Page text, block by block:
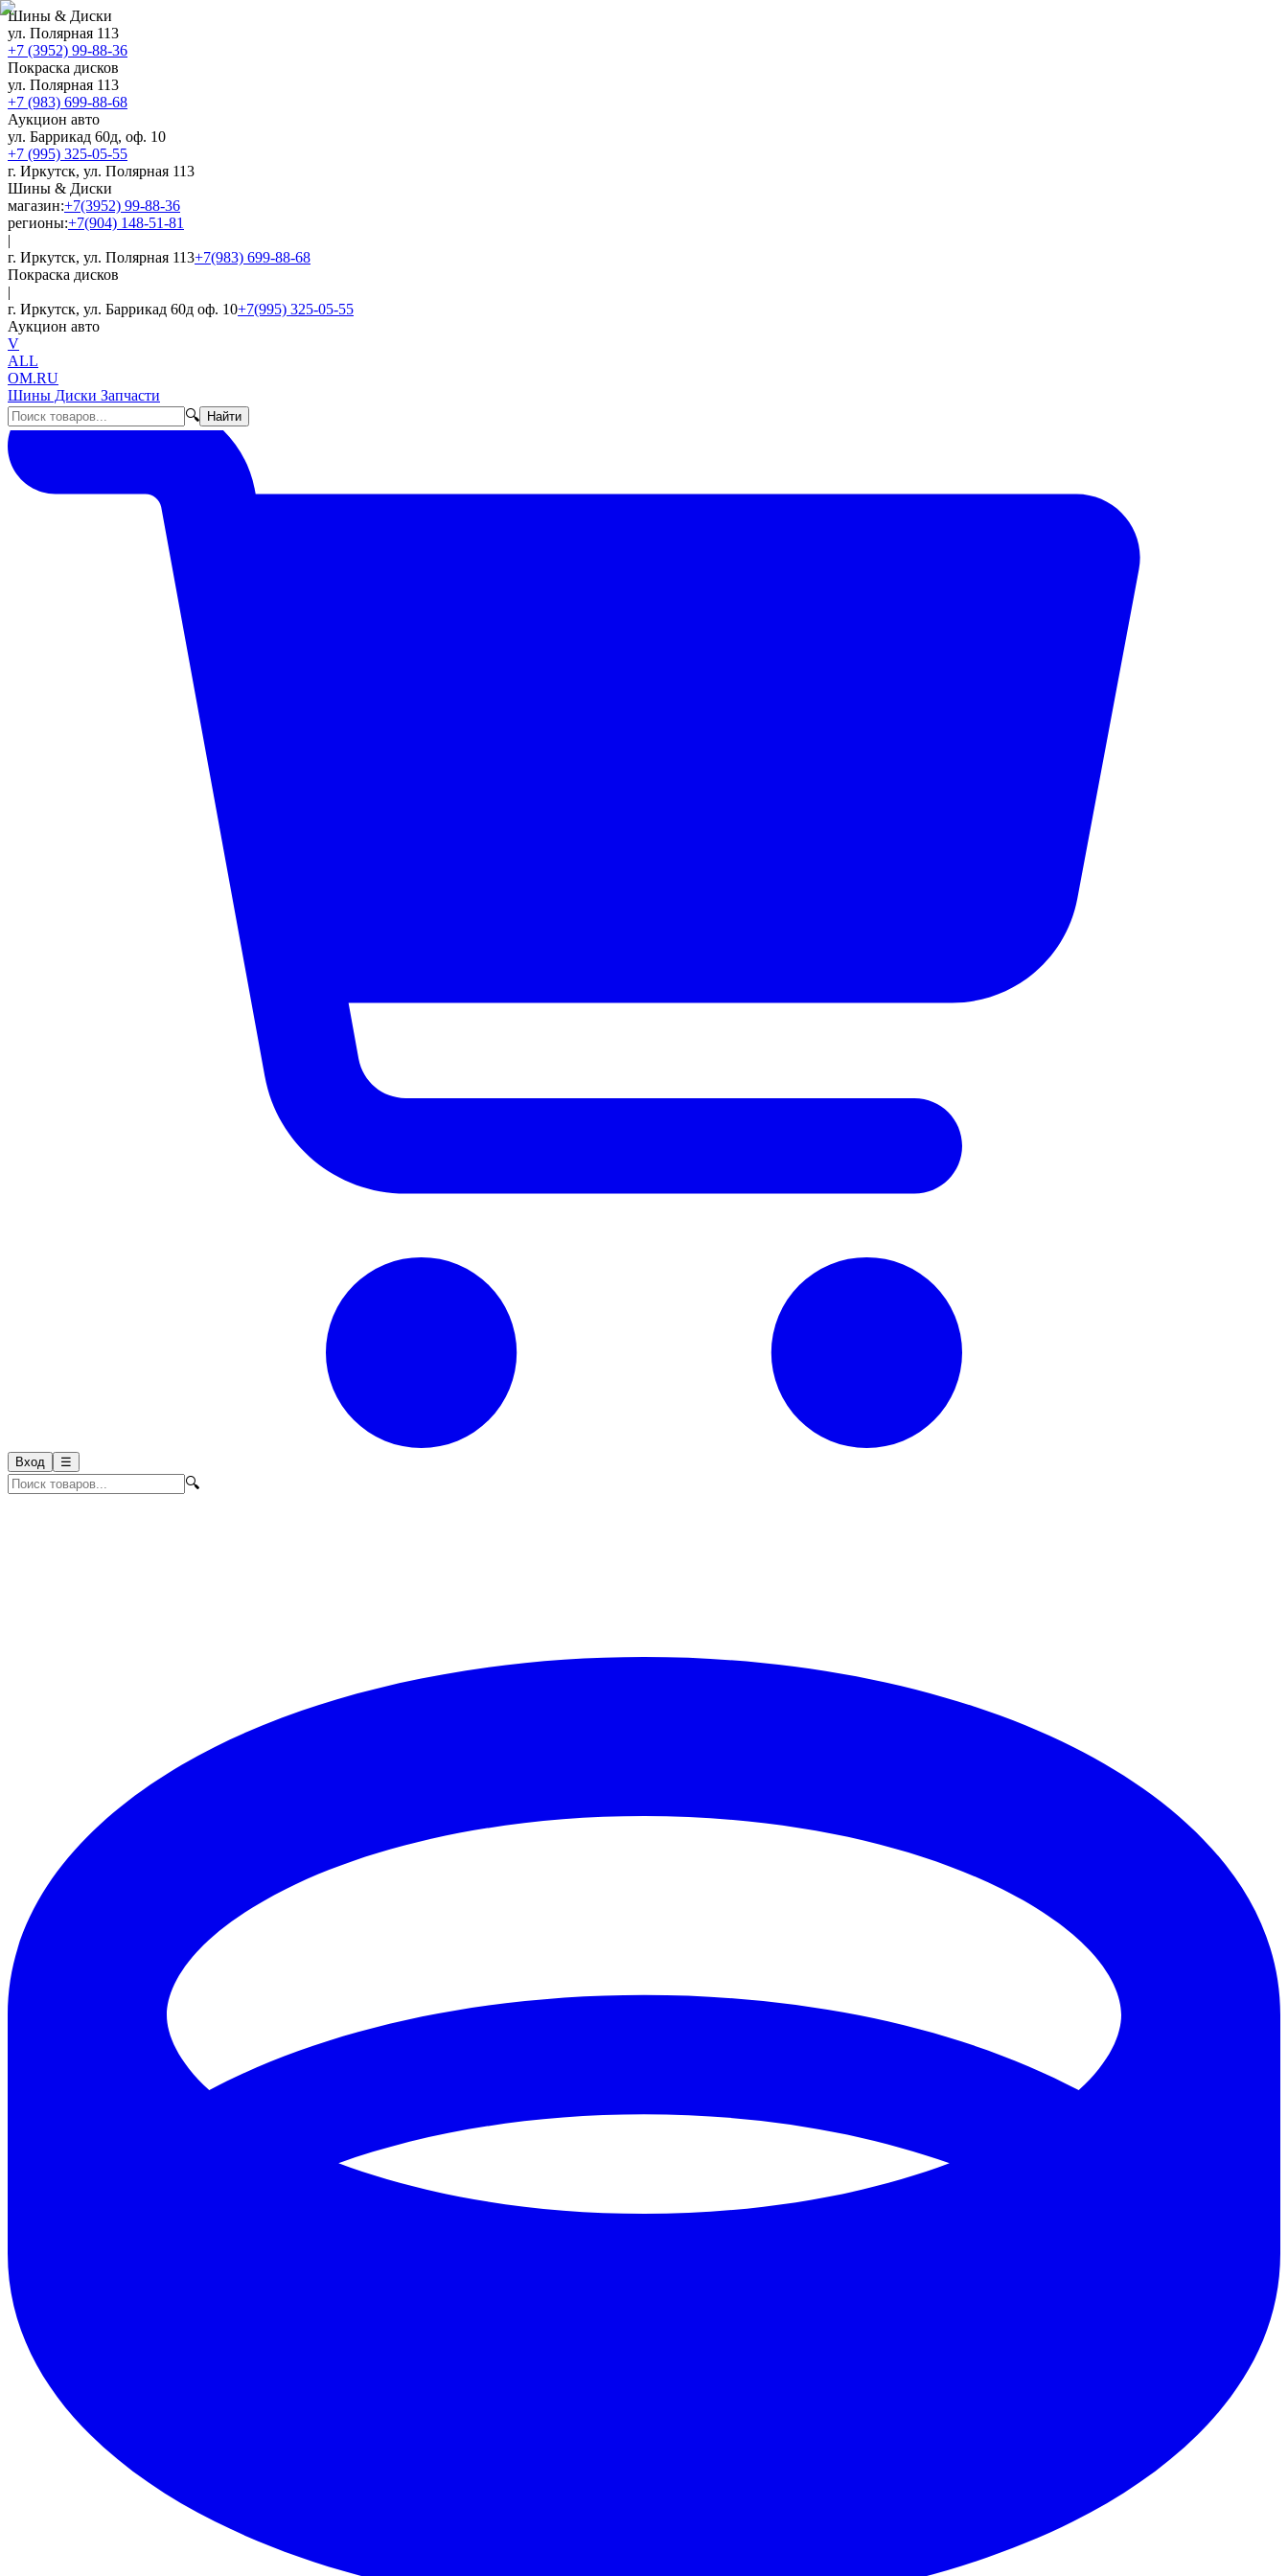
Шины & Диски
ул. Полярная 113
+7 (3952) 99-88-36
Покраска дисков
ул. Полярная 113
+7 (983) 699-88-68
Аукцион авто
ул. Баррикад 60д, оф. 10
+7 (995) 325-05-55
г. Иркутск, ул. Полярная 113
Шины & Диски
магазин:+7(3952) 99-88-36
регионы:+7(904) 148-51-81
|
г. Иркутск, ул. Полярная 113+7(983) 699-88-68
Покраска дисков
|
г. Иркутск, ул. Баррикад 60д оф. 10+7(995) 325-05-55
Аукцион авто
V
ALL
OM.RU
Шины Диски Запчасти
🔍
Найти
Вход ☰
🔍